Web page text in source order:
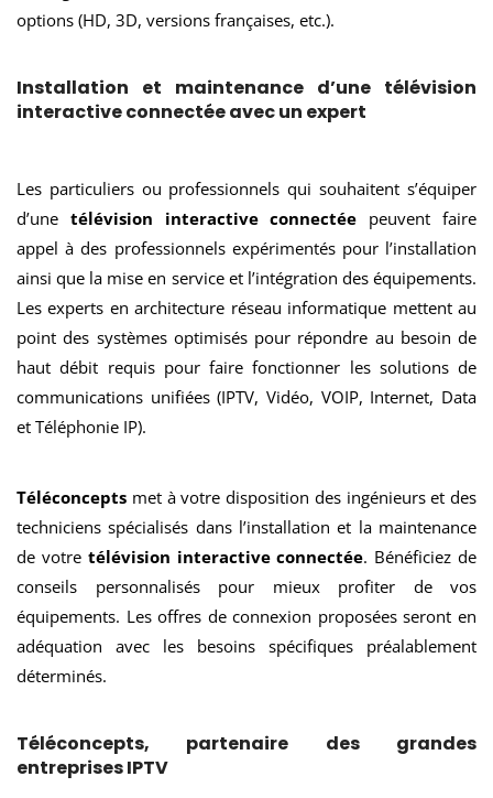
options (HD, 3D, versions françaises, etc.).
Installation et maintenance d’une télévision
interactive connectée avec un expert
Les particuliers ou professionnels qui souhaitent s’équiper
d’une télévision interactive connectée peuvent faire
appel à des professionnels expérimentés pour l’installation
ainsi que la mise en service et l’intégration des équipements.
Les experts en architecture réseau informatique mettent au
point des systèmes optimisés pour répondre au besoin de
haut débit requis pour faire fonctionner les solutions de
communications unifiées (IPTV, Vidéo, VOIP, Internet, Data
et Téléphonie IP).
Téléconcepts met à votre disposition des ingénieurs et des
techniciens spécialisés dans l’installation et la maintenance
de votre télévision interactive connectée. Bénéficiez de
conseils personnalisés pour mieux profiter de vos
équipements. Les offres de connexion proposées seront en
adéquation avec les besoins spécifiques préalablement
déterminés.
Téléconcepts, partenaire des grandes
entreprises IPTV